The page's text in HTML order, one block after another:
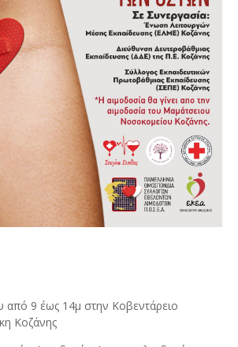
από 9 έως 14μ στην Κοβεντάρειο
Κοζάνης